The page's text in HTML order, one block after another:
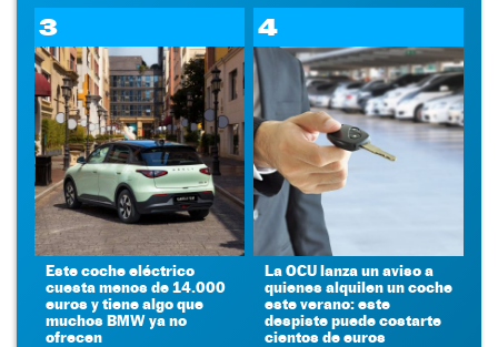
3
Este coche eléctrico
cuesta menos de 14.000
euros y tiene algo que
muchos BMW ya no
ofrecen
4
La OCU lanza un aviso a
quienes alquilen un coche
este verano: este
despiste puede costarte
cientos de euros